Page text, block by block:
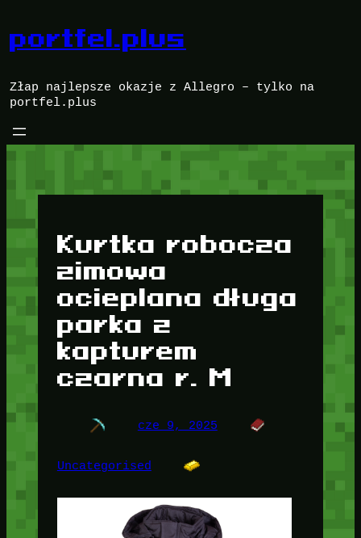
treści
portfel.plus
Złap najlepsze okazje z Allegro – tylko na
portfel.plus
Kurtka robocza
zimowa
ocieplana długa
parka z
kapturem
czarna r. M
cze 9, 2025
Uncategorised